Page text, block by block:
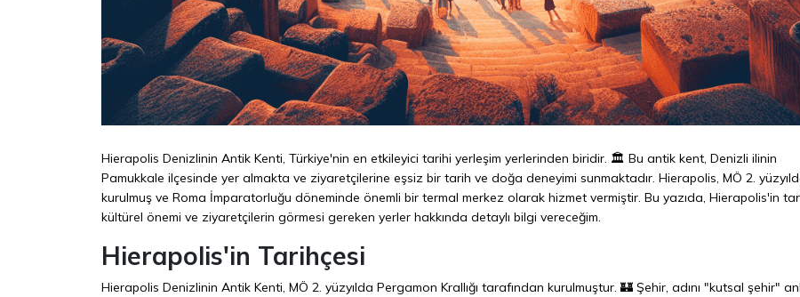
Hierapolis Denizlinin Antik Kenti, Türkiye'nin en etkileyici tarihi yerleşim yerlerinden biridir. 🏛️ Bu antik kent, Denizli ilinin
Pamukkale ilçesinde yer almakta ve ziyaretçilerine eşsiz bir tarih ve doğa deneyimi sunmaktadır. Hierapolis, MÖ 2.
kurulmuş ve Roma İmparatorluğu döneminde önemli bir termal merkez olarak hizmet vermiştir. Bu yazıda, Hierapolis'in
kültürel önemi ve ziyaretçilerin görmesi gereken yerler hakkında detaylı bilgi vereceğim.
Hierapolis'in Tarihçesi
Hierapolis Denizlinin Antik Kenti, MÖ 2. yüzyılda Pergamon Krallığı tarafından kurulmuştur. 🏰 Şehir, adını "kutsal şehir"